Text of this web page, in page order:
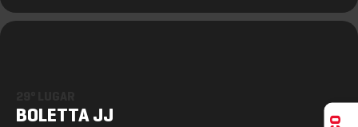
BOLETTA JJ